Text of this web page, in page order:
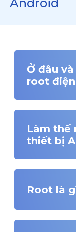
Ở đâu
root
Làm thế
thiết bị
Root là